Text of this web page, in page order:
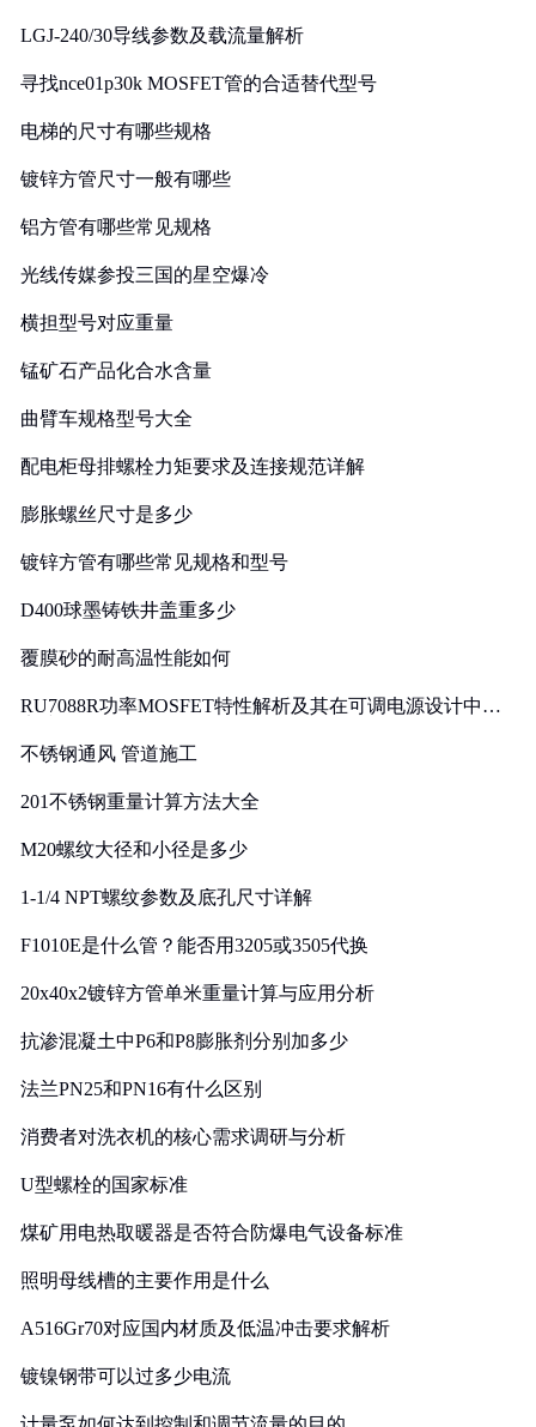
LGJ-240/30导线参数及载流量解析
寻找nce01p30k MOSFET管的合适替代型号
电梯的尺寸有哪些规格
镀锌方管尺寸一般有哪些
铝方管有哪些常见规格
光线传媒参投三国的星空爆冷
横担型号对应重量
锰矿石产品化合水含量
曲臂车规格型号大全
配电柜母排螺栓力矩要求及连接规范详解
膨胀螺丝尺寸是多少
镀锌方管有哪些常见规格和型号
D400球墨铸铁井盖重多少
覆膜砂的耐高温性能如何
RU7088R功率MOSFET特性解析及其在可调电源设计中的
不锈钢通风 管道施工
201不锈钢重量计算方法大全
M20螺纹大径和小径是多少
1-1/4 NPT螺纹参数及底孔尺寸详解
F1010E是什么管？能否用3205或3505代换
20x40x2镀锌方管单米重量计算与应用分析
抗渗混凝土中P6和P8膨胀剂分别加多少
法兰PN25和PN16有什么区别
消费者对洗衣机的核心需求调研与分析
U型螺栓的国家标准
煤矿用电热取暖器是否符合防爆电气设备标准
照明母线槽的主要作用是什么
A516Gr70对应国内材质及低温冲击要求解析
镀镍钢带可以过多少电流